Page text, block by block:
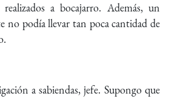
a bocajarro. Además, un
no podía llevar tan poca cantidad de
a sabiendas, jefe. Supongo que